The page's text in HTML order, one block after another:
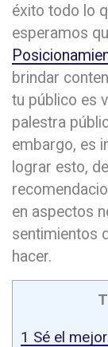
éxito todo lo
esperamos
brindar
tu público es
palestra
embargo, es
lograr esto,
en aspectos
sentimientos
hacer.
1 Sé el